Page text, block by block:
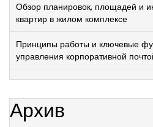
Обзор планировок, площадей и
квартир в жилом комплексе
Принципы работы и ключевые
управления корпоративной
Архив